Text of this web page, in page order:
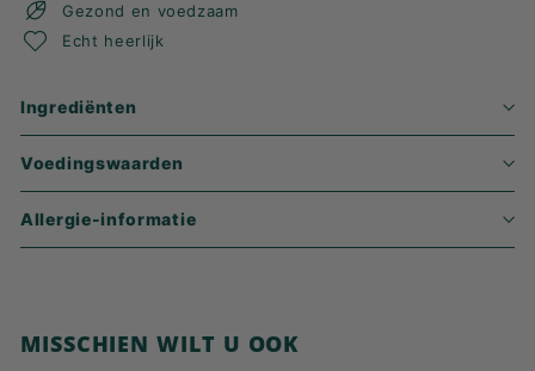
Gezond en voedzaam
Echt heerlijk
Ingrediënten
Voedingswaarden
Allergie-informatie
MISSCHIEN WILT U OOK